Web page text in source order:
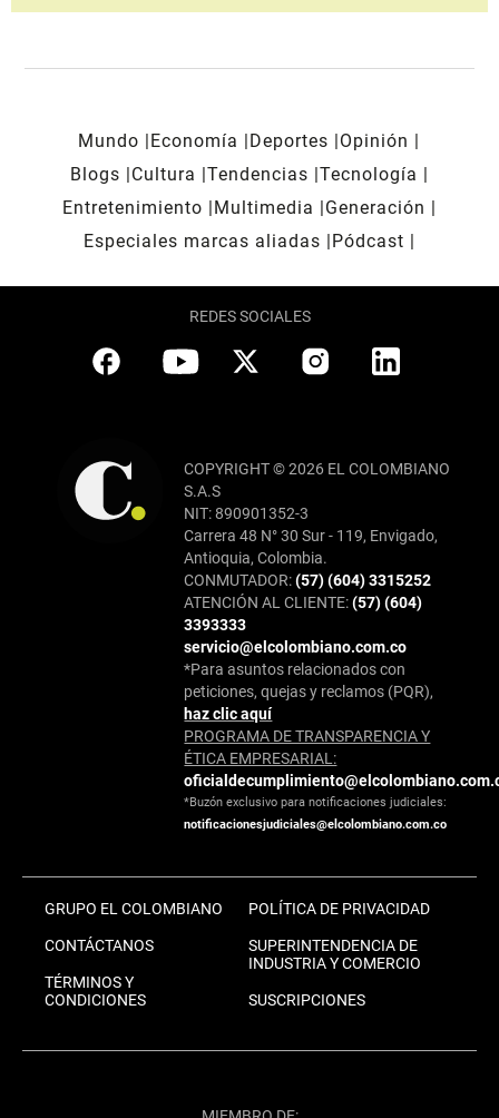
Mundo Economía Deportes
Opinión
Blogs
Cultura Tendencias Tecnología
Entretenimiento
Multimedia
Generación
Especiales marcas aliadas
Pódcast
REDES SOCIALES
COPYRIGHT © 2026 EL COLOMBIANO
S.A.S
NIT: 890901352-3
Carrera 48 N° 30 Sur - 119, Envigado,
Antioquia, Colombia.
CONMUTADOR:(57) (604) 3315252
ATENCIÓN AL CLIENTE:(57) (604)
3393333
servicio@elcolombiano.com.co
*Para asuntos relacionados con
peticiones, quejas y reclamos (PQR),
haz clic aquí
PROGRAMA DE TRANSPARENCIA Y
ÉTICA EMPRESARIAL:
*Buzón exclusivo para notificaciones judiciales:
notificacionesjudiciales@elcolombiano.com.co
GRUPO EL COLOMBIANO
CONTÁCTANOS
TÉRMINOS Y
CONDICIONES
POLÍTICA DE PRIVACIDAD
SUPERINTENDENCIA DE
INDUSTRIA Y COMERCIO
SUSCRIPCIONES